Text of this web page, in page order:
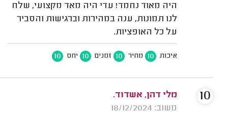
היה מאוד נחמד! עדי היה מאד מקצועי, שלח
לנו תמונות, ענה במהירות וברגישות והסביר
על כל האופציות.
איכות 10 מחיר 10 זמנים 10 יחס 10
מלי דהן, אשדוד.
משוב: 18/12/2024
10